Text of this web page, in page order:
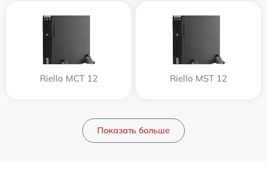
Riello MCT 12 Riello MST 12
Показать больше